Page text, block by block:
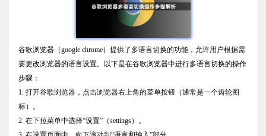
谷歌浏览器（google chrome）提供了多语言切换的功能，允许用户根据需
要更改浏览器的语言设置。以下是在谷歌浏览器中进行多语言切换的操作
步骤：
1. 打开谷歌浏览器，点击浏览器右上角的菜单按钮（通常是一个齿轮图
标）。
2. 在下拉菜单中选择“设置”（settings）。